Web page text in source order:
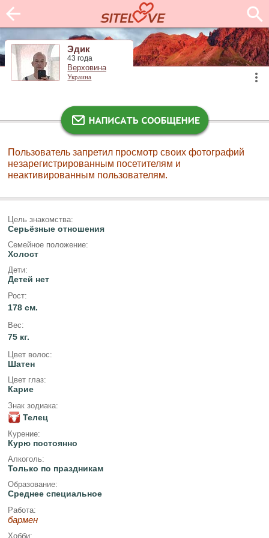
Эдик
43 года
Верховина
Украина
Пользователь запретил просмотр своих фотографий
незарегистрированным посетителям и
неактивированным пользователям.
Цель знакомства:
Серьёзные отношения
Семейное положение:
Холост
Дети:
Детей нет
Рост:
178 см.
Вес:
75 кг.
Цвет волос:
Шатен
Цвет глаз:
Карие
Знак зодиака:
Телец
Курение:
Курю постоянно
Алкоголь:
Только по праздникам
Образование:
Среднее специальное
Работа:
бармен
Хобби: